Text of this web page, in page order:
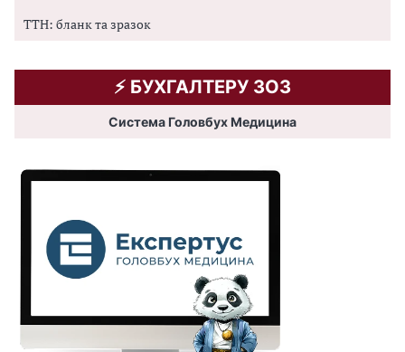
ТТН: бланк та зразок
⚡️ БУХГАЛТЕРУ ЗОЗ
Система Головбух Медицина